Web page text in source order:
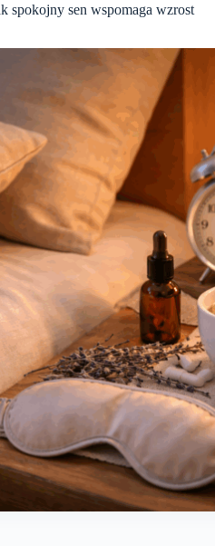
spokojny sen wspomaga wzrost